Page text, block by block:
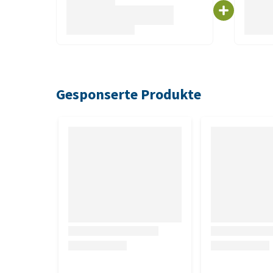
von EPA/DHA/LNA) 1,7%, Omega-6-Fettsäuren
Gesponserte Produkte